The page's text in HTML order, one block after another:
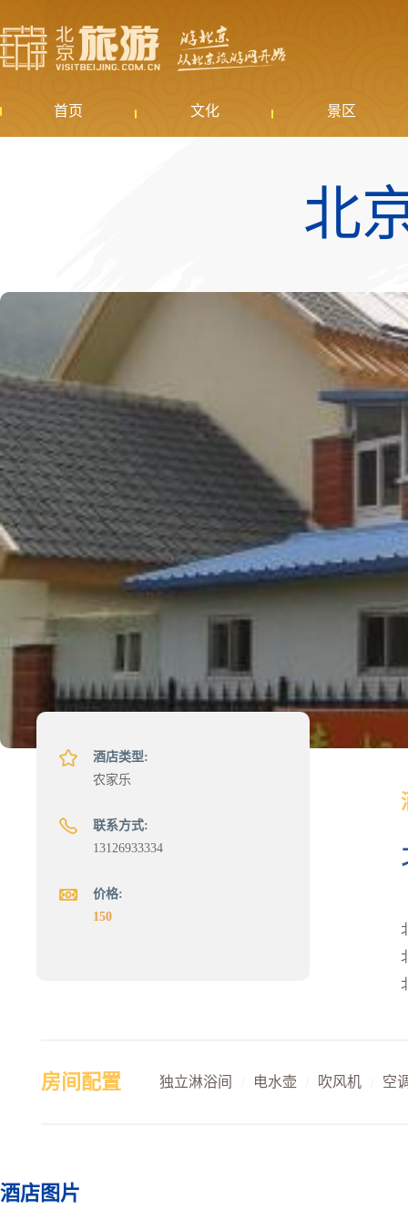
首页 文化 景区
北
酒店类型:
农家乐
联系方式:
13126933334
价格:
150
房间配置 独立淋浴间 电水壶 吹风机 空
酒店图片